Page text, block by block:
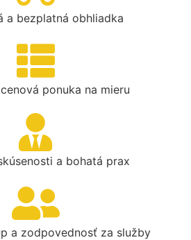
a bezplatná obhliadka
ponuka na mieru
a bohatá prax
a zodpovednosť za služby